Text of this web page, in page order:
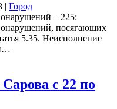
| Город
– 225:
посягающих
5.35. Неисполнение
с 22 по